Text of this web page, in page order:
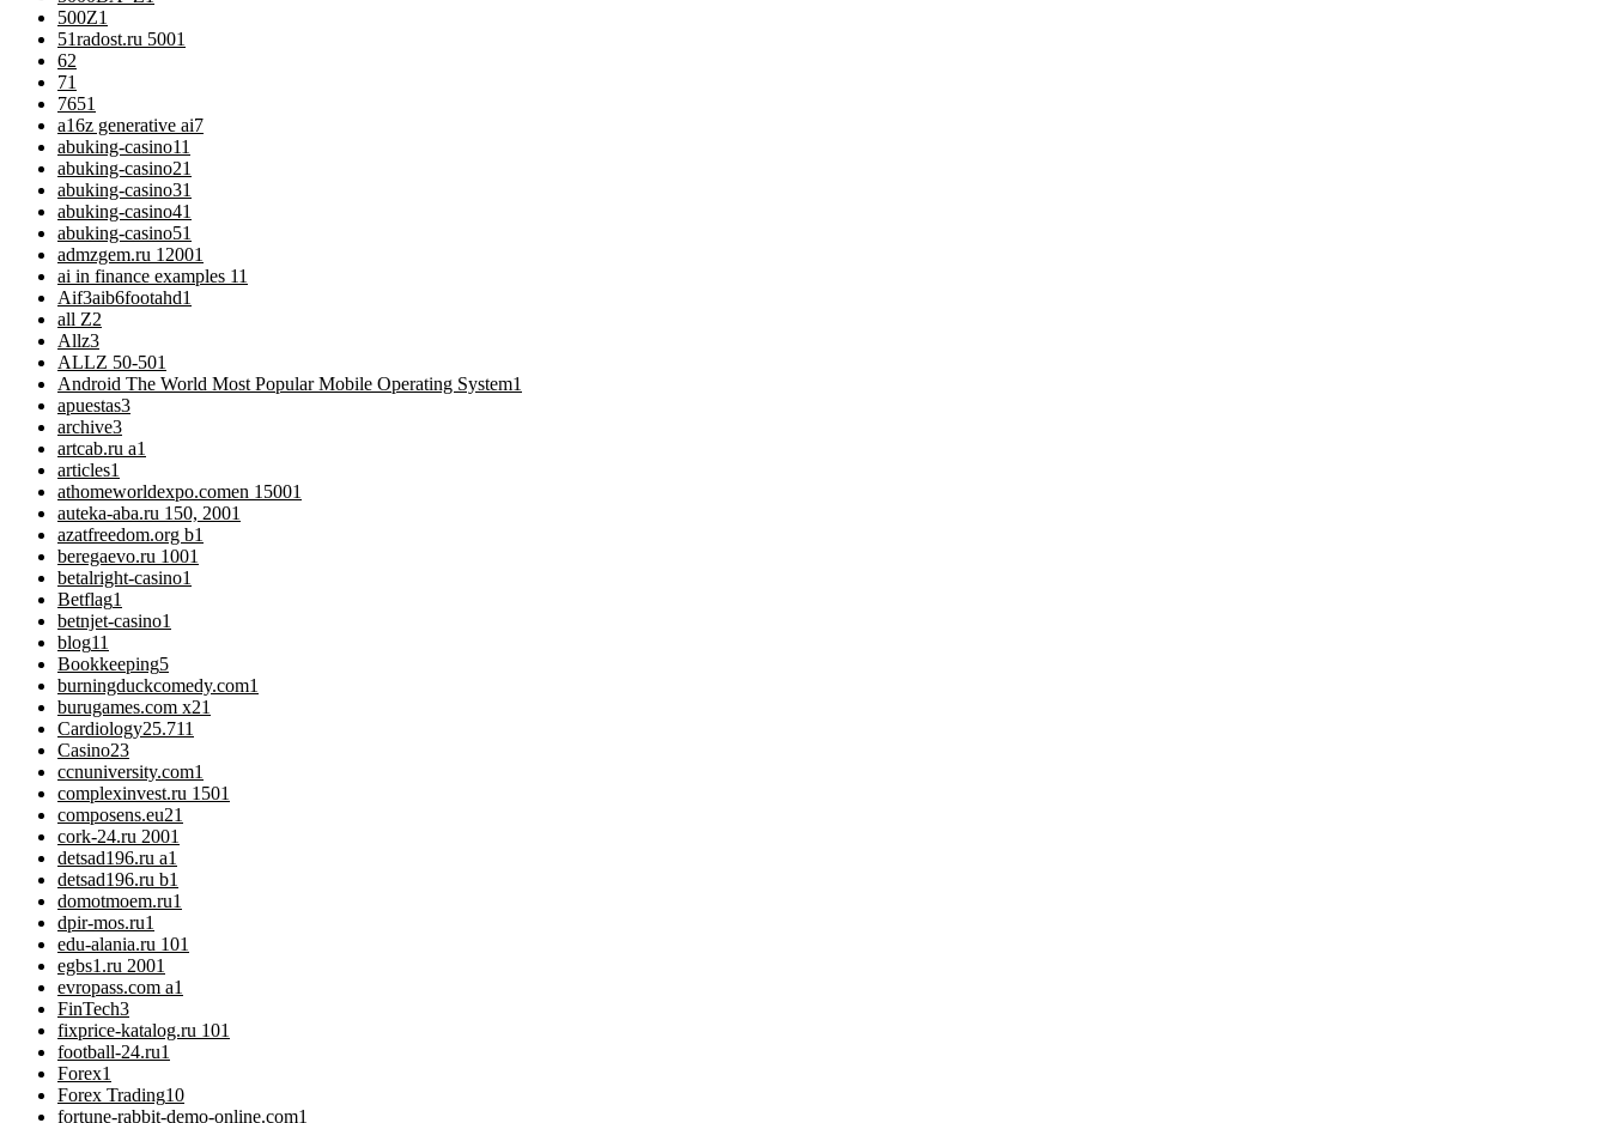
500Z1
51radost.ru 5001
62
71
7651
a16z generative ai7
abuking-casino11
abuking-casino21
abuking-casino31
abuking-casino41
abuking-casino51
admzgem.ru 12001
ai in finance examples 11
Aif3aib6footahd1
all Z2
Allz3
ALLZ 50-501
Android The World Most Popular Mobile Operating System1
apuestas3
archive3
artcab.ru a1
articles1
athomeworldexpo.comen 15001
auteka-aba.ru 150, 2001
azatfreedom.org b1
beregaevo.ru 1001
betalright-casino1
Betflag1
betnjet-casino1
blog11
Bookkeeping5
burningduckcomedy.com1
burugames.com x21
Cardiology25.711
Casino23
ccnuniversity.com1
complexinvest.ru 1501
composens.eu21
cork-24.ru 2001
detsad196.ru a1
detsad196.ru b1
domotmoem.ru1
dpir-mos.ru1
edu-alania.ru 101
egbs1.ru 2001
evropass.com a1
FinTech3
fixprice-katalog.ru 101
football-24.ru1
Forex1
Forex Trading10
fortune-rabbit-demo-online.com1